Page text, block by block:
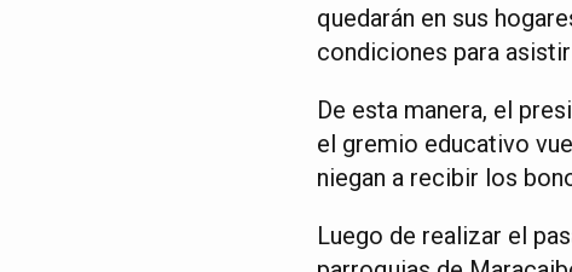
quedarán en sus
condiciones para
De esta manera, el
el gremio educativo
niegan a recibir los
Luego de realizar el